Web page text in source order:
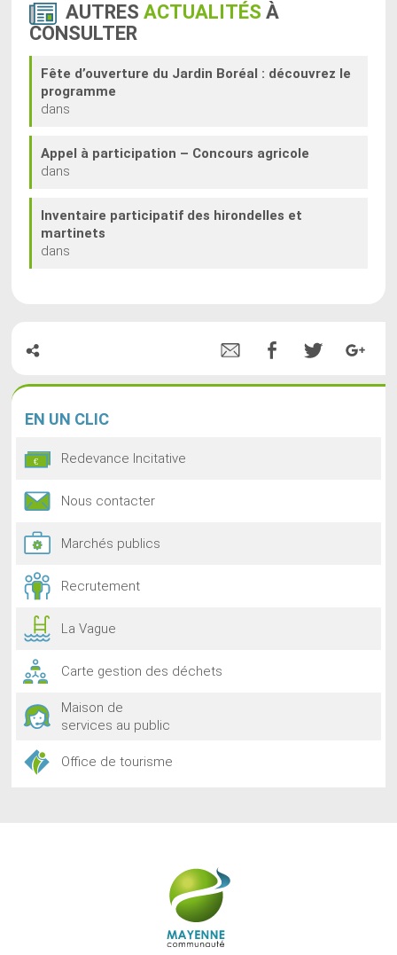
AUTRESACTUALITÉS À
CONSULTER
Fête d’ouverture du Jardin Boréal : découvrez le
programme
dans
Appel à participation – Concours agricole
dans
Inventaire participatif des hirondelles et
martinets
dans
EN UN CLIC
Redevance Incitative
Nous contacter
Marchés publics
Recrutement
La Vague
Carte gestion des déchets
Maison de
services au public
Office de tourisme